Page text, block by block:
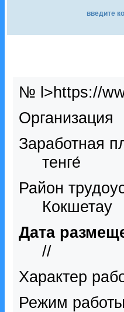
введите
№ l>https://
Организация
Заработная
тенге́
Район
Кокшетау
Дата
//
Характер
Режим работы